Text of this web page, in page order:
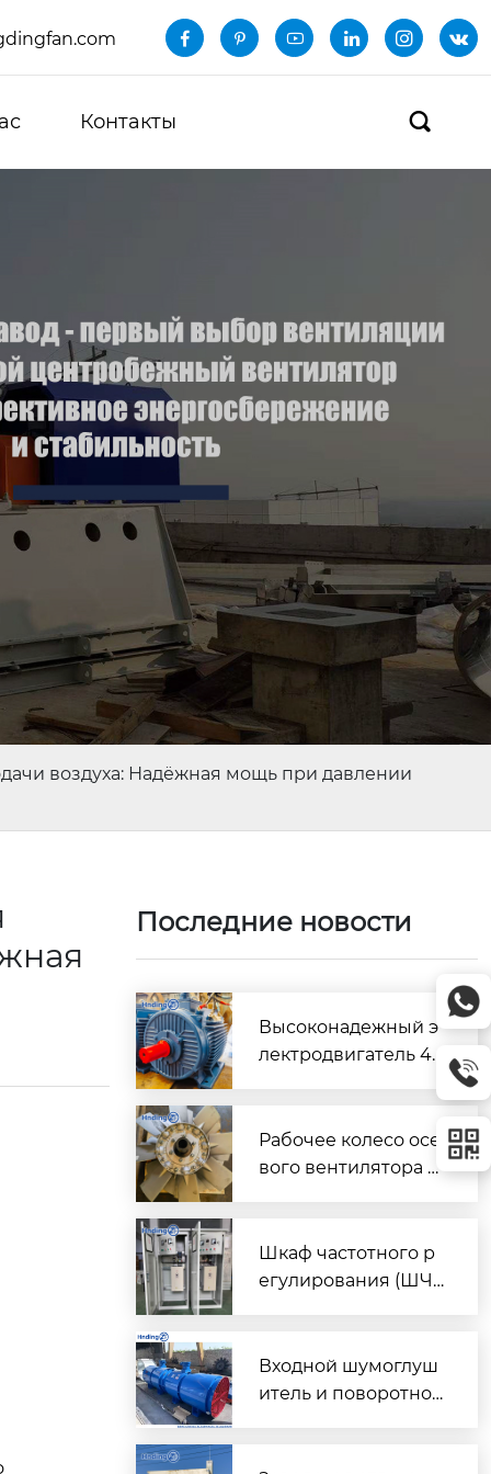
     
Контакты 
воздуха: Надёжная мощь при давлении
Последние новости
Высоконадежный э
лектродвигатель 45
ромышленных вент
иляторов
Рабочее колесо осе
вого вентилятора с
евый сплав)
Шкаф частотного р
егулирования (ШЧ
ext{ кВт}$
Входной шумоглуш
итель и поворотно-